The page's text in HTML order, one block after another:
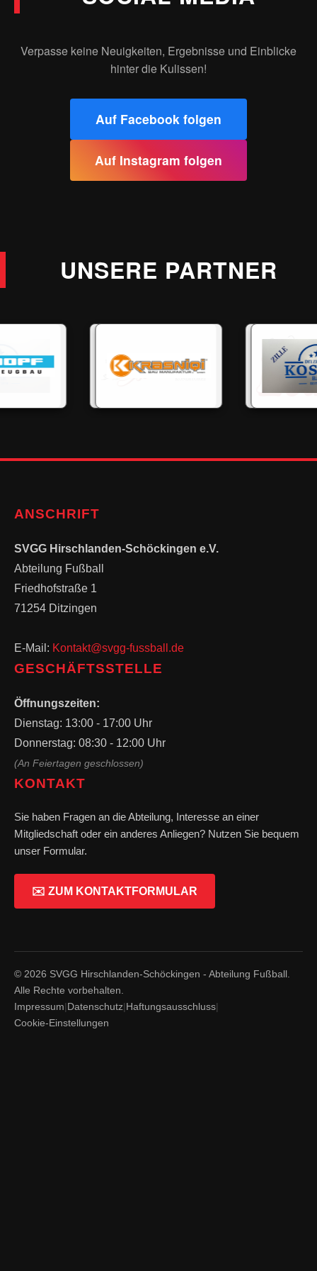
Verpasse keine Neuigkeiten, Ergebnisse und Einblicke
hinter die Kulissen!
Auf Facebook folgen
Auf Instagram folgen
UNSERE PARTNER
ANSCHRIFT
SVGG Hirschlanden-Schöckingen e.V.
Abteilung Fußball
Friedhofstraße 1
71254 Ditzingen
E-Mail: Kontakt@svgg-fussball.de
GESCHÄFTSSTELLE
Öffnungszeiten:
Dienstag: 13:00 - 17:00 Uhr
Donnerstag: 08:30 - 12:00 Uhr
(An Feiertagen geschlossen)
KONTAKT
Sie haben Fragen an die Abteilung, Interesse an einer
Mitgliedschaft oder ein anderes Anliegen? Nutzen Sie bequem
unser Formular.
✉️ ZUM KONTAKTFORMULAR
© 2026 SVGG Hirschlanden-Schöckingen - Abteilung Fußball.
Alle Rechte vorbehalten.
Impressum|Datenschutz|Haftungsausschluss|
Cookie-Einstellungen